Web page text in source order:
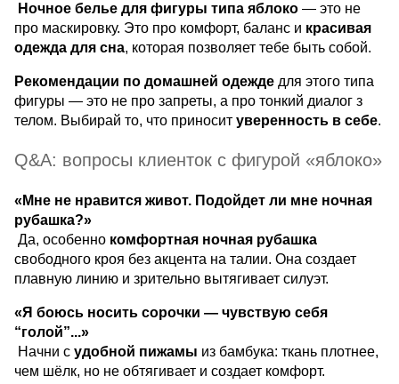
Ночное белье для фигуры типа яблоко — это не
про маскировку. Это про комфорт, баланс и красивая
одежда для сна, которая позволяет тебе быть собой.
Рекомендации по домашней одежде для этого типа
фигуры — это не про запреты, а про тонкий диалог з
телом. Выбирай то, что приносит уверенность в себе.
Q&A: вопросы клиенток с фигурой «яблоко»
«Мне не нравится живот. Подойдет ли мне ночная
рубашка?»
Да, особенно комфортная ночная рубашка
свободного кроя без акцента на талии. Она создает
плавную линию и зрительно вытягивает силуэт.
«Я боюсь носить сорочки — чувствую себя
“голой”...»
Начни с удобной пижамы из бамбука: ткань плотнее,
чем шёлк, но не обтягивает и создает комфорт.